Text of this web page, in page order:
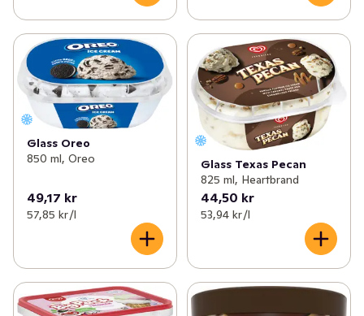
Glass Oreo
850 ml, Oreo
49,17 kr
57,85 kr /l
Glass Texas Pecan
825 ml, Heartbrand
44,50 kr
53,94 kr /l